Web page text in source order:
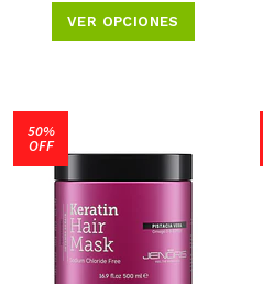
VER OPCIONES
50%
OFF